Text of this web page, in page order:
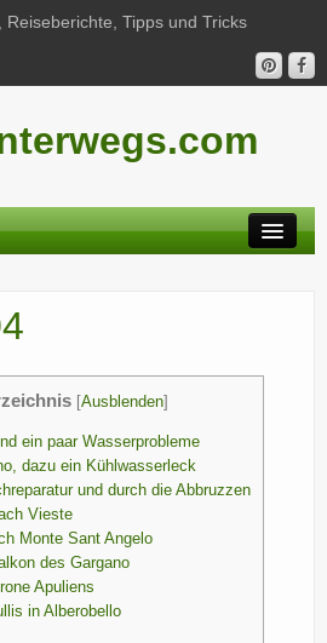
Tipps und Tricks
[Ausblenden]
ein paar Wasserprobleme
dazu ein Kühlwasserleck
und durch die Abbruzzen
Vieste
Monte Sant Angelo
des Gargano
Apuliens
in Alberobello